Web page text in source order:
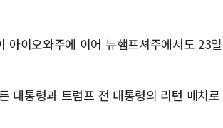
이오와주에 이어 뉴햄프셔주에서도 23일
대통령과 트럼프 전 대통령의 리턴 매치로